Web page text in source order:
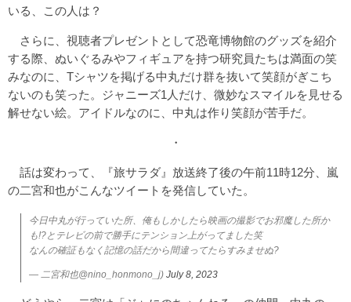
いる、この人は？
さらに、視聴者プレゼントとして恐竜博物館のグッズを紹介
する際、ぬいぐるみやフィギュアを持つ研究員たちは満面の笑
みなのに、Tシャツを掲げる中丸だけ群を抜いて笑顔がぎこち
ないのも笑った。ジャニーズ1人だけ、微妙なスマイルを見せる
解せない絵。アイドルなのに、中丸は作り笑顔が苦手だ。
・
話は変わって、『旅サラダ』放送終了後の午前11時12分、嵐
の二宮和也がこんなツイートを発信していた。
今日中丸が行っていた所、俺もしかしたら映画の撮影でお邪魔した所か
も!?とテレビの前で勝手にテンション上がってました笑
なんの確証もなく記憶の話だから間違ってたらすみませぬ?
— 二宮和也@nino_honmono_j) July 8, 2023